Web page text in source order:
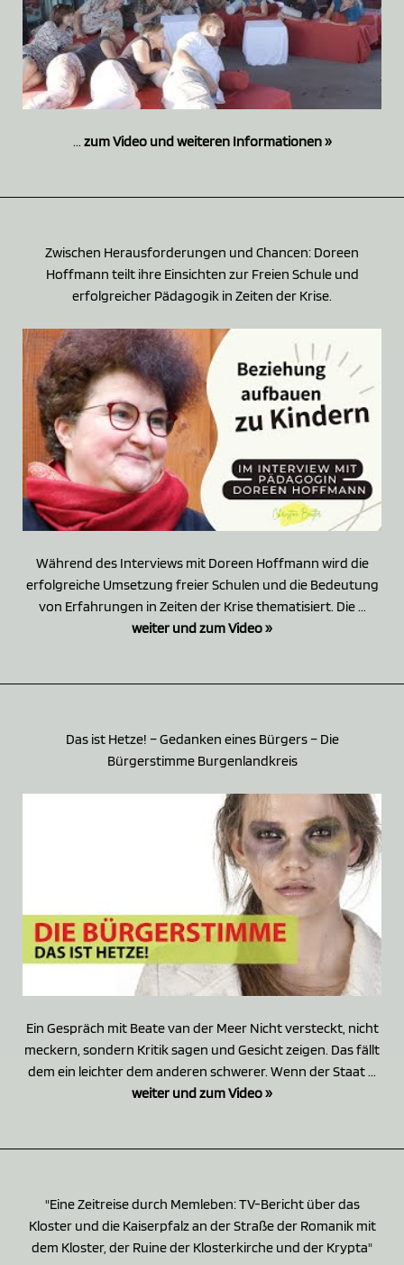
... zum Video und weiteren Informationen »
Zwischen Herausforderungen und Chancen: Doreen
Hoffmann teilt ihre Einsichten zur Freien Schule und
erfolgreicher Pädagogik in Zeiten der Krise.
Während des Interviews mit Doreen Hoffmann wird die
erfolgreiche Umsetzung freier Schulen und die Bedeutung
von Erfahrungen in Zeiten der Krise thematisiert. Die ...
weiter und zum Video »
Das ist Hetze! – Gedanken eines Bürgers – Die
Bürgerstimme Burgenlandkreis
Ein Gespräch mit Beate van der Meer Nicht versteckt, nicht
meckern, sondern Kritik sagen und Gesicht zeigen. Das fällt
dem ein leichter dem anderen schwerer. Wenn der Staat ...
weiter und zum Video »
"Eine Zeitreise durch Memleben: TV-Bericht über das
Kloster und die Kaiserpfalz an der Straße der Romanik mit
dem Kloster, der Ruine der Klosterkirche und der Krypta"